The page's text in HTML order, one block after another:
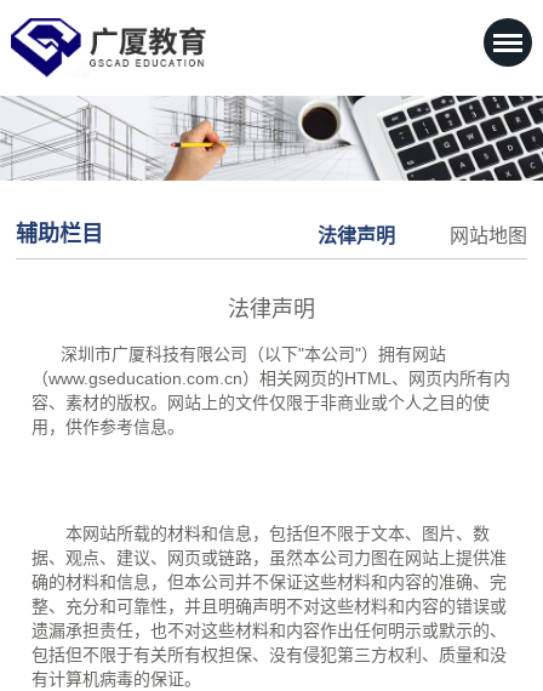
辅助栏目 法律声明 网站地图
法律声明
深圳市广厦科技有限公司（以下"本公司"）拥有网站
（www.gseducation.com.cn）相关网页的HTML、网页内所有内
容、素材的版权。网站上的文件仅限于非商业或个人之目的使
用，供作参考信息。
本网站所载的材料和信息，包括但不限于文本、图片、数
据、观点、建议、网页或链路，虽然本公司力图在网站上提供准
确的材料和信息，但本公司并不保证这些材料和内容的准确、完
整、充分和可靠性，并且明确声明不对这些材料和内容的错误或
遗漏承担责任，也不对这些材料和内容作出任何明示或默示的、
包括但不限于有关所有权担保、没有侵犯第三方权利、质量和没
有计算机病毒的保证。